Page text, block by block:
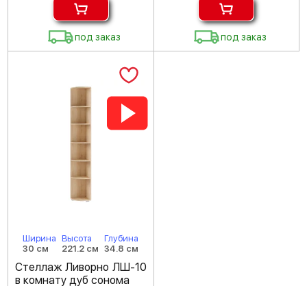
под заказ под заказ
Ширина
30 см
Высота
221.2 см
Глубина
34.8 см
Стеллаж Ливорно ЛШ-10
в комнату дуб сонома